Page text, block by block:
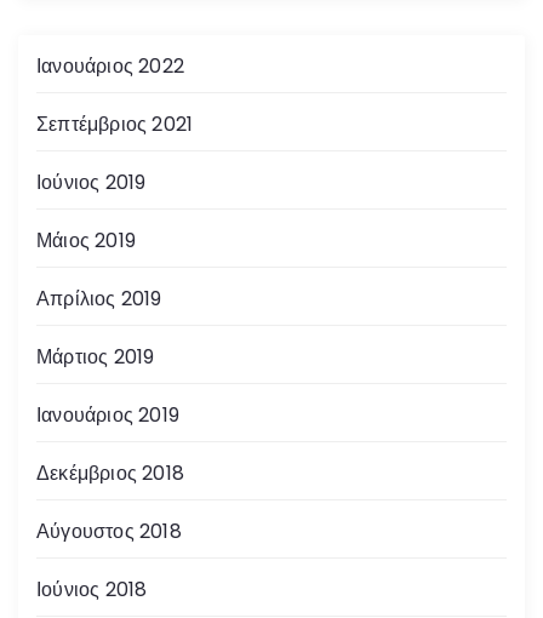
Ιανουάριος 2022
Σεπτέμβριος 2021
Ιούνιος 2019
Μάιος 2019
Απρίλιος 2019
Μάρτιος 2019
Ιανουάριος 2019
Δεκέμβριος 2018
Αύγουστος 2018
Ιούνιος 2018